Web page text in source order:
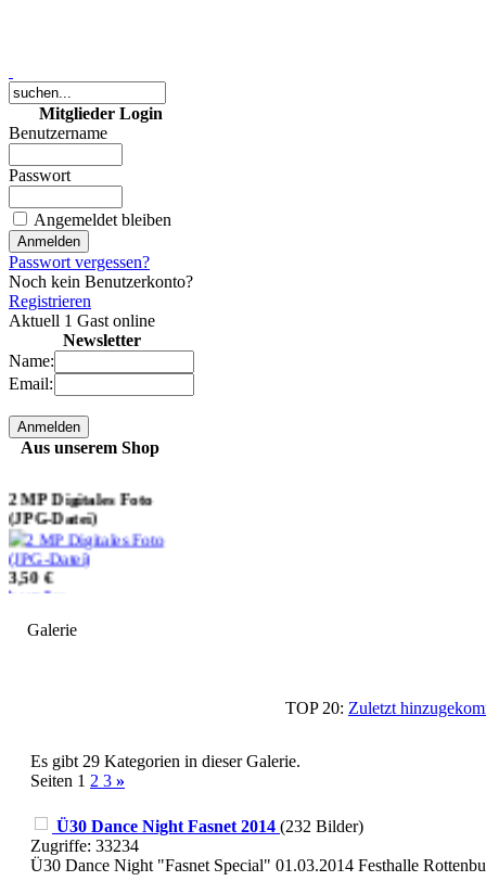
Mitglieder Login
Benutzername
Passwort
Angemeldet bleiben
Passwort vergessen?
Noch kein Benutzerkonto?
Registrieren
Aktuell 1 Gast online
Newsletter
Name:
Email:
Aus unserem Shop
5 MP Digitales Foto
(JPG-Datei)
5,50 €
bestellen
keine Karten mehr
(online) verfügbar!
bestellen
(JPG-Datei)
3,50 €
bestellen
10 MP Digitales Foto
Galerie
TOP 20: Zuletzt
Es gibt 29 Kategorien in dieser Galerie.
Seiten 1 2 3 »
Ü30 Dance Night Fasnet 2014 (232 Bilder)
Zugriffe: 33234
Ü30 Dance Night "Fasnet Special" 01.03.2014 Festhalle